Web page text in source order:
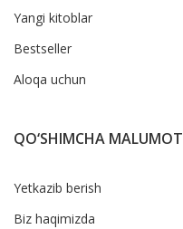
Yangi kitoblar
Bestseller
Aloqa uchun
QO‘SHIMCHA MALUMOT
Yetkazib berish
Biz haqimizda